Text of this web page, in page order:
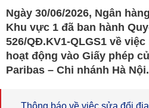
Ngày 30/06/2026, Ngân
Khu vực 1 đã ban hành
526/QĐ.KV1-QLGS1 về
hoạt động vào Giấy phép
Paribas – Chi nhánh Hà Nội.
Thông báo về việc sửa đổi